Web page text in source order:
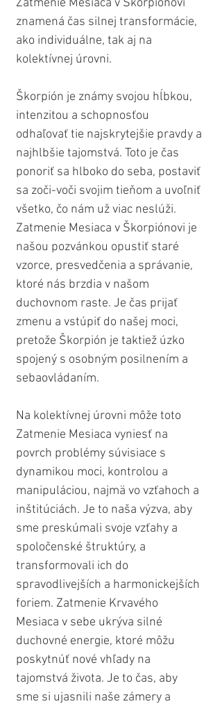
Zatmenie Mesiaca v Škorpiónovi
znamená čas silnej transformácie,
ako individuálne, tak aj na
kolektívnej úrovni.
Škorpión je známy svojou hĺbkou,
intenzitou a schopnosťou
odhaľovať tie najskrytejšie pravdy a
najhlbšie tajomstvá. Toto je čas
ponoriť sa hlboko do seba, postaviť
sa zoči-voči svojim tieňom a uvoľniť
všetko, čo nám už viac neslúži.
Zatmenie Mesiaca v Škorpiónovi je
našou pozvánkou opustiť staré
vzorce, presvedčenia a správanie,
ktoré nás brzdia v našom
duchovnom raste. Je čas prijať
zmenu a vstúpiť do našej moci,
pretože Škorpión je taktiež úzko
spojený s osobným posilnením a
sebaovládaním.
Na kolektívnej úrovni môže toto
Zatmenie Mesiaca vyniesť na
povrch problémy súvisiace s
dynamikou moci, kontrolou a
manipuláciou, najmä vo vzťahoch a
inštitúciách. Je to naša výzva, aby
sme preskúmali svoje vzťahy a
spoločenské štruktúry, a
transformovali ich do
spravodlivejších a harmonickejších
foriem. Zatmenie Krvavého
Mesiaca v sebe ukrýva silné
duchovné energie, ktoré môžu
poskytnúť nové vhľady na
tajomstvá života. Je to čas, aby
sme si ujasnili naše zámery a